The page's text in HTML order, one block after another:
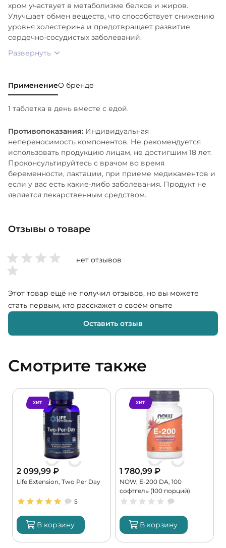
хром участвует в метаболизме белков и жиров.
Улучшает обмен веществ, что способствует снижению
уровня холестерина и предотвращает развитие
сердечно-сосудистых заболеваний.
Развернуть
ПрименениеО бренде
1 таблетка в день вместе с едой.
Противопоказания: Индивидуальная
непереносимость компонентов. Не рекомендуется
использовать продукцию лицам, не достигшим 18 лет.
Проконсультируйтесь с врачом во время
беременности, лактации, при приеме медикаментов и
если у вас есть какие-либо заболевания. Продукт не
является лекарственным средством.
Отзывы о товаре
нет отзывов
Этот товар ещё не получил отзывов, но вы можете
стать первым, кто расскажет о своём опыте
Оставить отзыв
Смотрите также
ХИТ
2 099,99 ₽
Life Extension, Two Per Day
5
В корзину
ХИТ
1 780,99 ₽
NOW, E-200 DA, 100
софтгель (100 порций)
В корзину